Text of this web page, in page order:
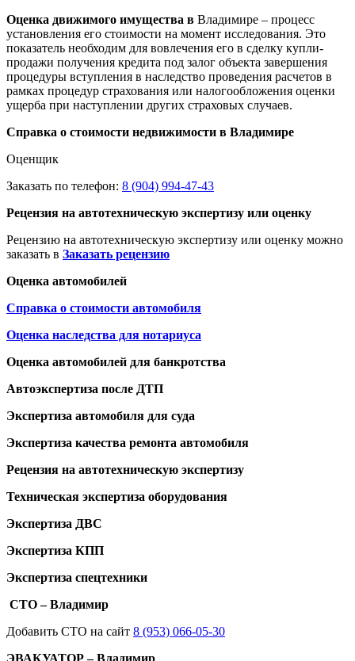
Оценка движимого имущества в Владимире – процесс
установления его стоимости на момент исследования. Это
показатель необходим для вовлечения его в сделку купли-
продажи получения кредита под залог объекта завершения
процедуры вступления в наследство проведения расчетов в
рамках процедур страхования или налогообложения оценки
ущерба при наступлении других страховых случаев.
Справка о стоимости недвижимости в Владимире
Оценщик
Заказать по телефон: 8 (904) 994-47-43
Рецензия на автотехническую экспертизу или оценку
Рецензию на автотехническую экспертизу или оценку можно
заказать в Заказать рецензию
Оценка автомобилей
Справка о стоимости автомобиля
Оценка наследства для нотариуса
Оценка автомобилей для банкротства
Автоэкспертиза после ДТП
Экспертиза автомобиля для суда
Экспертиза качества ремонта автомобиля
Рецензия на автотехническую экспертизу
Техническая экспертиза оборудования
Экспертиза ДВС
Экспертиза КПП
Экспертиза спецтехники
СТО – Владимир
Добавить СТО на сайт 8 (953) 066-05-30
ЭВАКУАТОР – Владимир